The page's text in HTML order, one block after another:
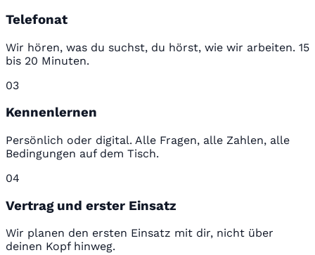
Telefonat
Wir hören, was du suchst, du hörst, wie wir arbeiten. 15
bis 20 Minuten.
03
Kennenlernen
Persönlich oder digital. Alle Fragen, alle Zahlen, alle
Bedingungen auf dem Tisch.
04
Vertrag und erster Einsatz
Wir planen den ersten Einsatz mit dir, nicht über
deinen Kopf hinweg.